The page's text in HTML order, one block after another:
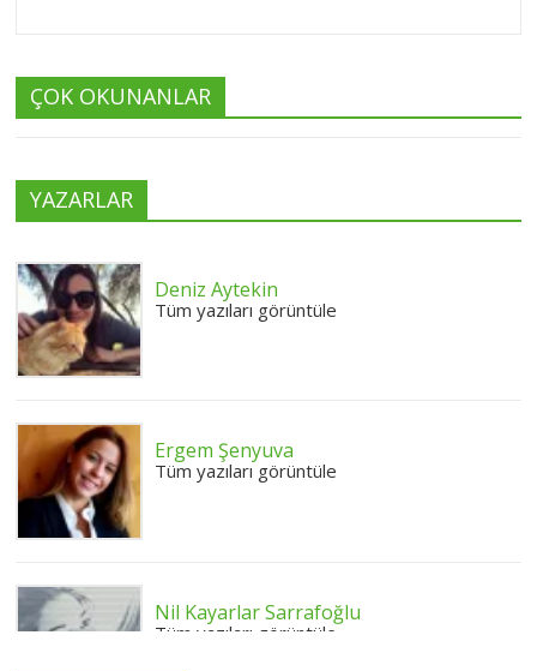
ÇOK OKUNANLAR
YAZARLAR
Deniz Aytekin
Tüm yazıları görüntüle
Ergem Şenyuva
Tüm yazıları görüntüle
Nil Kayarlar Sarrafoğlu
Tüm yazıları görüntüle